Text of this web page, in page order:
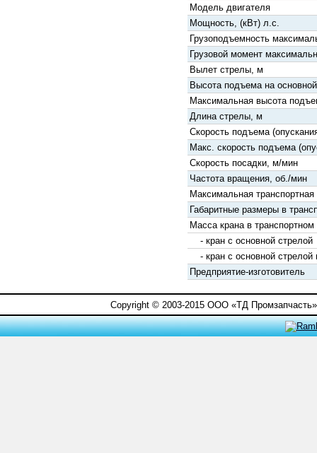
Модель двигателя
Мощность, (кВт) л.с.
Грузоподъемность
Грузовой момент
Вылет стрелы, м
Высота подъема на
Максимальная высота
Длина стрелы, м
Скорость подъема
Макс. скорость подъема
Скорость посадки, м/мин
Частота вращения, об./мин
Максимальная транспортная
Габаритные размеры в
Масса крана в
- кран с основной стрелой
- кран с основной стрелой
Предприятие-изготовитель
Copyright © 2003-2015 ООО «ТД